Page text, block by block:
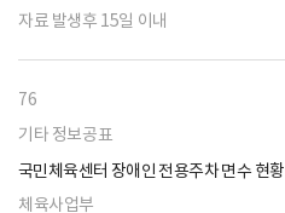
자료 발생후 15일 이내
76
기타 정보공표
국민체육센터 장애인 전용주차 면수 현황
체육사업부